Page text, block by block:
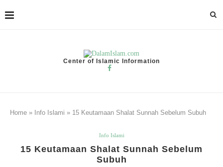
Center of Islamic Information
Home » Info Islami » 15 Keutamaan Shalat Sunnah Sebelum Subuh
Info Islami
15 Keutamaan Shalat Sunnah Sebelum
Subuh